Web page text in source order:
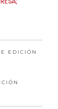
EDICIÓN